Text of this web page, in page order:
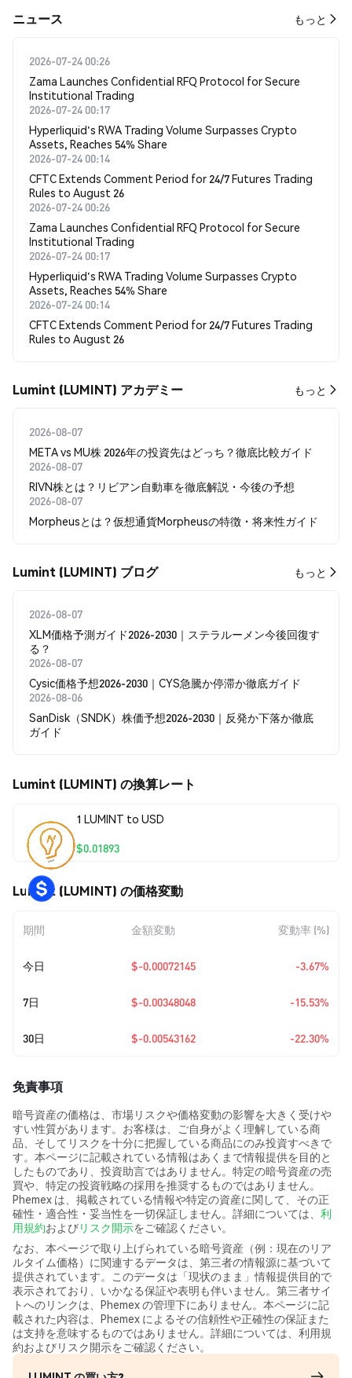
​​ニュース​​ もっと
2026-07-24 00:26
Zama Launches Confidential RFQ Protocol for Secure
Institutional Trading
2026-07-24 00:17
Hyperliquid's RWA Trading Volume Surpasses Crypto
Assets, Reaches 54% Share
2026-07-24 00:14
CFTC Extends Comment Period for 24/7 Futures Trading
Rules to August 26
2026-07-24 00:26
Zama Launches Confidential RFQ Protocol for Secure
Institutional Trading
2026-07-24 00:17
Hyperliquid's RWA Trading Volume Surpasses Crypto
Assets, Reaches 54% Share
2026-07-24 00:14
CFTC Extends Comment Period for 24/7 Futures Trading
Rules to August 26
Lumint (LUMINT) アカデミー もっと
2026-08-07
META vs MU株 2026年の投資先はどっち？徹底比較ガイド
2026-08-07
RIVN株とは？リビアン自動車を徹底解説・今後の予想
2026-08-07
Morpheusとは？仮想通貨Morpheusの特徴・将来性ガイド
Lumint (LUMINT) ブログ もっと
2026-08-07
XLM価格予測ガイド2026-2030｜ステラルーメン今後回復す
る？
2026-08-07
Cysic価格予想2026-2030｜CYS急騰か停滞か徹底ガイド
2026-08-06
SanDisk（SNDK）株価予想2026-2030｜反発か下落か徹底
ガイド
Lumint (LUMINT) の換算レート
1 LUMINT to USD
$0.01893
Lumint (LUMINT) の価格変動
期間 金額変動 変動率 (%)
今日 $-0.00072145 -3.67%
7日 $-0.00348048 -15.53%
30日 $-0.00543162 -22.30%
免責事項
暗号資産の価格は、市場リスクや価格変動の影響を大きく受けや
すい性質があります。お客様は、ご自身がよく理解している商
品、そしてリスクを十分に把握している商品にのみ投資すべきで
す。本ページに記載されている情報はあくまで情報提供を目的と
したものであり、投資助言ではありません。特定の暗号資産の売
買や、特定の投資戦略の採用を推奨するものではありません。
Phemex は、掲載されている情報や特定の資産に関して、その正
確性・適合性・妥当性を一切保証しません。詳細については、 利
用規約およびリスク開示をご確認ください。
なお、本ページで取り上げられている暗号資産（例：現在のリア
ルタイム価格）に関連するデータは、第三者の情報源に基づいて
提供されています。このデータは「現状のまま」情報提供目的で
表示されており、いかなる保証や表明も伴いません。第三者サイ
トへのリンクは、Phemex の管理下にありません。本ページに記
載された内容は、Phemex によるその信頼性や正確性の保証また
は支持を意味するものではありません。詳細については、利用規
約およびリスク開示をご確認ください。